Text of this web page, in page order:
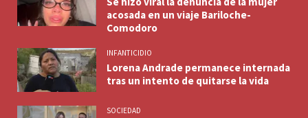
acosada en un viaje Bariloche-
Comodoro
INFANTICIDIO
Lorena Andrade permanece internada
tras un intento de quitarse la vida
SOCIEDAD